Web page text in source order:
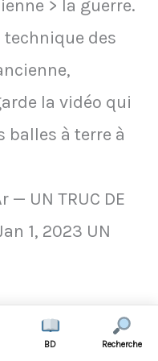
> la guerre.
technique des
la vidéo qui
balles à terre à
UN TRUC DE
1, 2023 UN
BD Recherche